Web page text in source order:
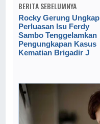
BERITA SEBELUMNYA
Rocky Gerung Ungkap
Perluasan Isu Ferdy
Sambo Tenggelamkan
Pengungkapan Kasus
Kematian Brigadir J